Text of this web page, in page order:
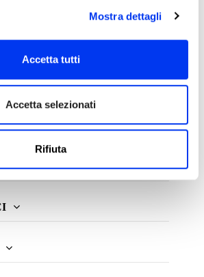
Mostra dettagli
Accetta tutti
Accetta selezionati
Rifiuta
licenziatario e distributore esclusivo di